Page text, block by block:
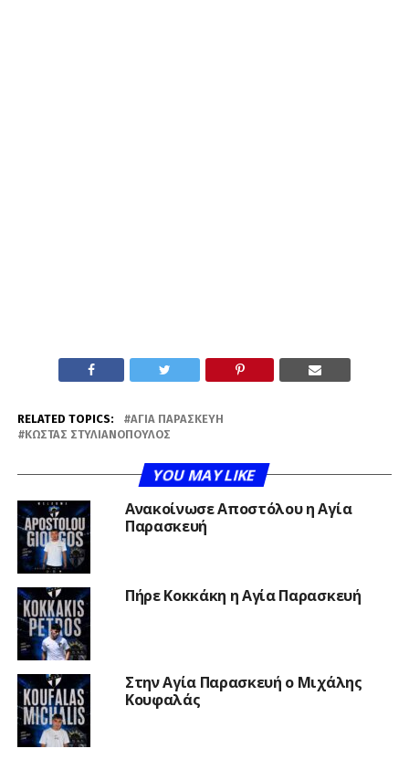
RELATED TOPICS:
ΑΓΊΑ ΠΑΡΑΣΚΕΥΉ
ΚΏΣΤΑΣ ΣΤΥΛΙΑΝΌΠΟΥΛΟΣ
YOU MAY LIKE
Ανακοίνωσε Αποστόλου η Αγία
Παρασκευή
Πήρε Κοκκάκη η Αγία Παρασκευή
Στην Αγία Παρασκευή ο Μιχάλης
Κουφαλάς